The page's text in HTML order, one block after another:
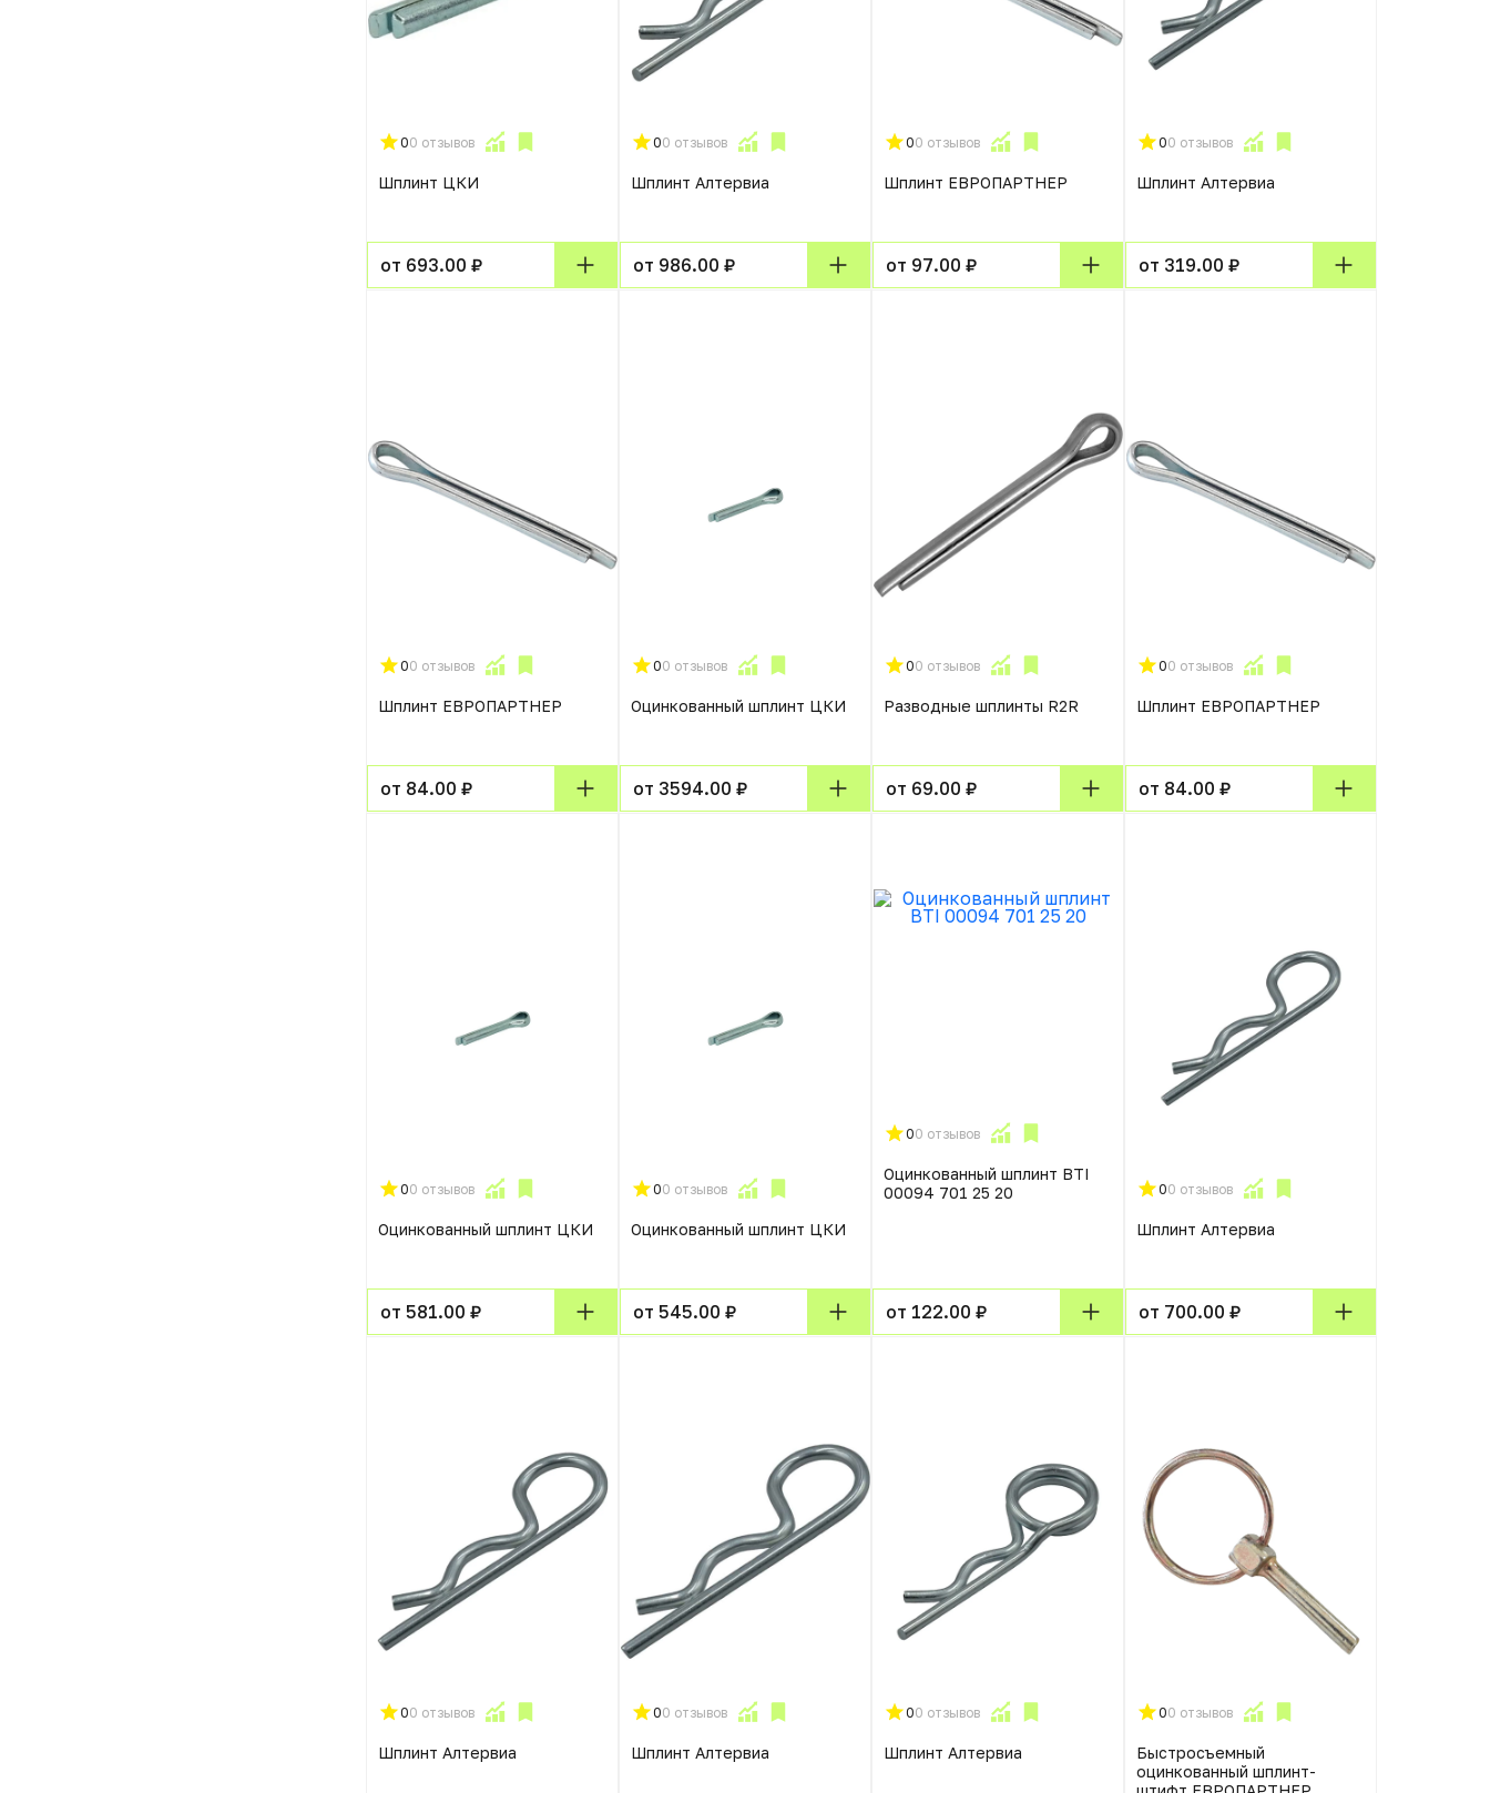
00 отзывов
Шплинт ЦКИ
от 693.00 ₽
00 отзывов
Шплинт Алтервиа
от 986.00 ₽
00 отзывов
Шплинт ЕВРОПАРТНЕР
от 97.00 ₽
00 отзывов
Шплинт Алтервиа
от 319.00 ₽
00 отзывов
Шплинт ЕВРОПАРТНЕР
от 84.00 ₽
00 отзывов
Оцинкованный шплинт ЦКИ
от 3594.00 ₽
00 отзывов
Разводные шплинты R2R
от 69.00 ₽
00 отзывов
Шплинт ЕВРОПАРТНЕР
от 84.00 ₽
00 отзывов
Оцинкованный шплинт ЦКИ
от 581.00 ₽
00 отзывов
Оцинкованный шплинт ЦКИ
от 545.00 ₽
00 отзывов
Оцинкованный шплинт BTI
00094 701 25 20
от 122.00 ₽
00 отзывов
Шплинт Алтервиа
от 700.00 ₽
00 отзывов
Шплинт Алтервиа
00 отзывов
Шплинт Алтервиа
00 отзывов
Шплинт Алтервиа
00 отзывов
Быстросъемный
оцинкованный шплинт-